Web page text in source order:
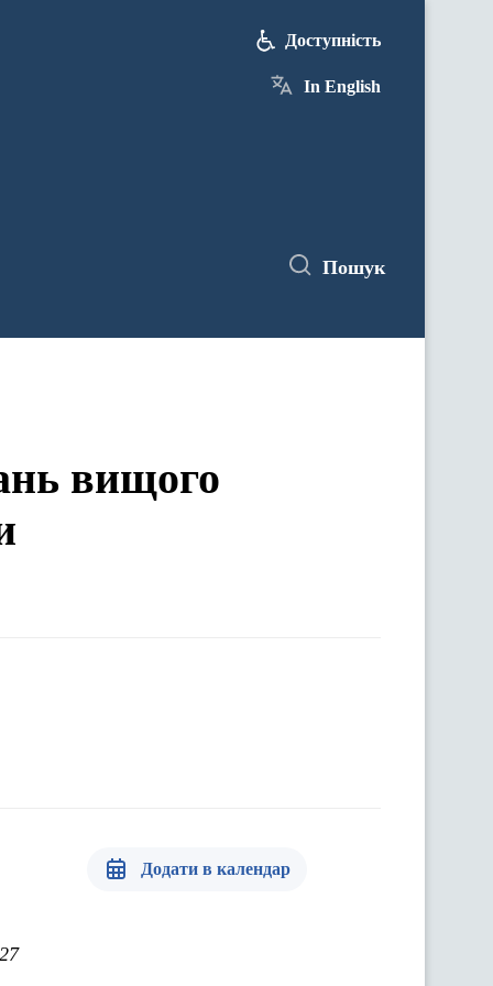
Доступність
In English
Пошук
вищого
Додати в календар